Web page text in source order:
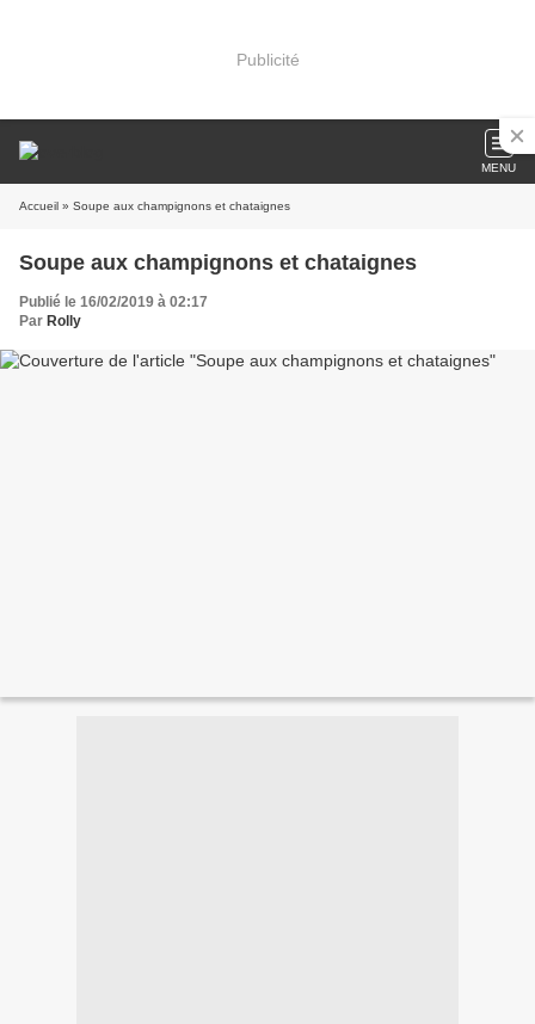
Publicité
MENU
Accueil » Soupe aux champignons et chataignes
Soupe aux champignons et chataignes
Publié le 16/02/2019 à 02:17
Par Rolly